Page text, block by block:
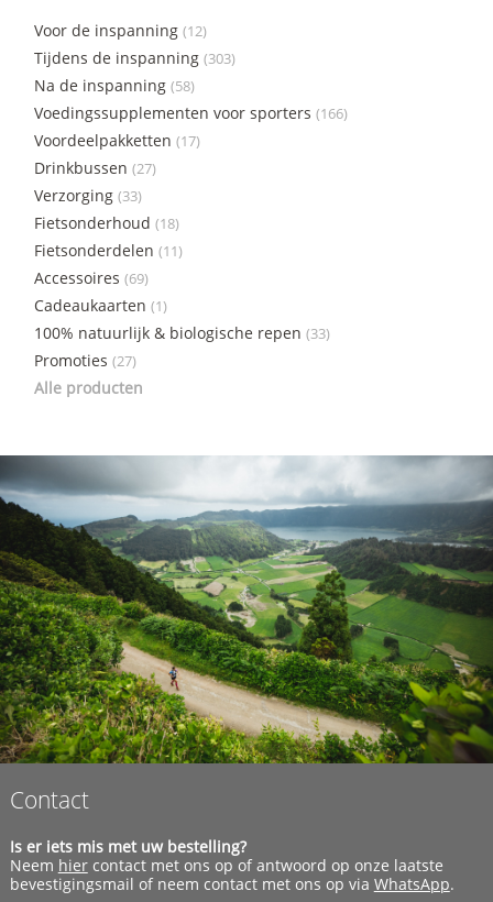
Voor de inspanning (12)
Tijdens de inspanning (303)
Na de inspanning (58)
Voedingssupplementen voor sporters (166)
Voordeelpakketten (17)
Drinkbussen (27)
Verzorging (33)
Fietsonderhoud (18)
Fietsonderdelen (11)
Accessoires (69)
Cadeaukaarten (1)
100% natuurlijk & biologische repen (33)
Promoties (27)
Alle producten
Contact
Is er iets mis met uw bestelling?
Neem hiercontact met ons op of antwoord op onze laatste
bevestigingsmail of neem contact met ons op via WhatsApp.